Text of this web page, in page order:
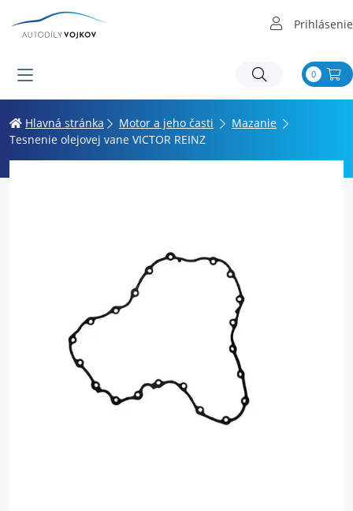
Prihlásenie
0
Hlavná stránka Motor a jeho časti
Mazanie
Tesnenie olejovej vane VICTOR REINZ